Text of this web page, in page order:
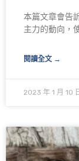
本篇文章會告
主力的動向，
閱讀全文 →
2023 年 1 月 10